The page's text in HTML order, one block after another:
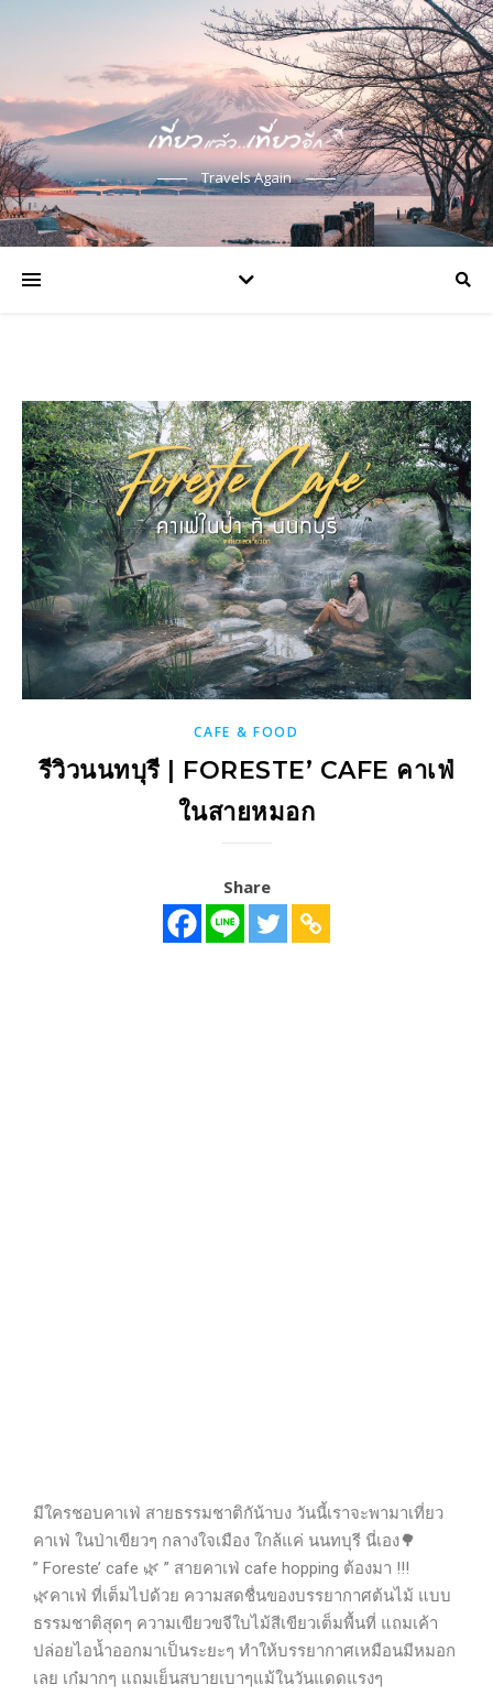
Travels Again
CAFE & FOOD
รีวิวนนทบุรี | FORESTE’ CAFE คาเฟ่
ในสายหมอก
Share
มีใครชอบคาเฟ่ สายธรรมชาติกัน้าบง วันนี้เราจะพามาเที่ยว
คาเฟ่ ในป่าเขียวๆ กลางใจเมือง ใกล้แค่ นนทบุรี นี่เอง🌳
” Foreste’ cafe 🌿 ” สายคาเฟ่ cafe hopping ต้องมา !!!
🌿คาเฟ่ ที่เต็มไปด้วย ความสดชื่นของบรรยากาศต้นไม้ แบบ
ธรรมชาติสุดๆ ความเขียวขจีใบไม้สีเขียวเต็มพื้นที่ แถมเค้า
ปล่อยไอน้ำออกมาเป็นระยะๆ ทำให้บรรยากาศเหมือนมีหมอก
เลย เก๋มากๆ แถมเย็นสบายเบาๆแม้ในวันแดดแรงๆ